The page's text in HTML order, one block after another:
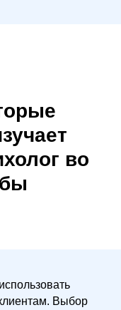
во
Выбор